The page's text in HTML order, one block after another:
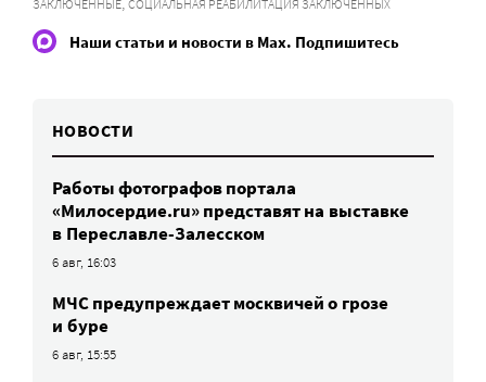
ЗАКЛЮЧЕННЫЕ СОЦИАЛЬНАЯ РЕАБИЛИТАЦИЯ ЗАКЛЮЧЕННЫХ
Наши статьи и новости в Max. Подпишитесь
НОВОСТИ
Работы фотографов портала
«Милосердие.ru» представят на выставке
в Переславле-Залесском
6 авг, 16:03
МЧС предупреждает москвичей о грозе
и буре
6 авг, 15:55